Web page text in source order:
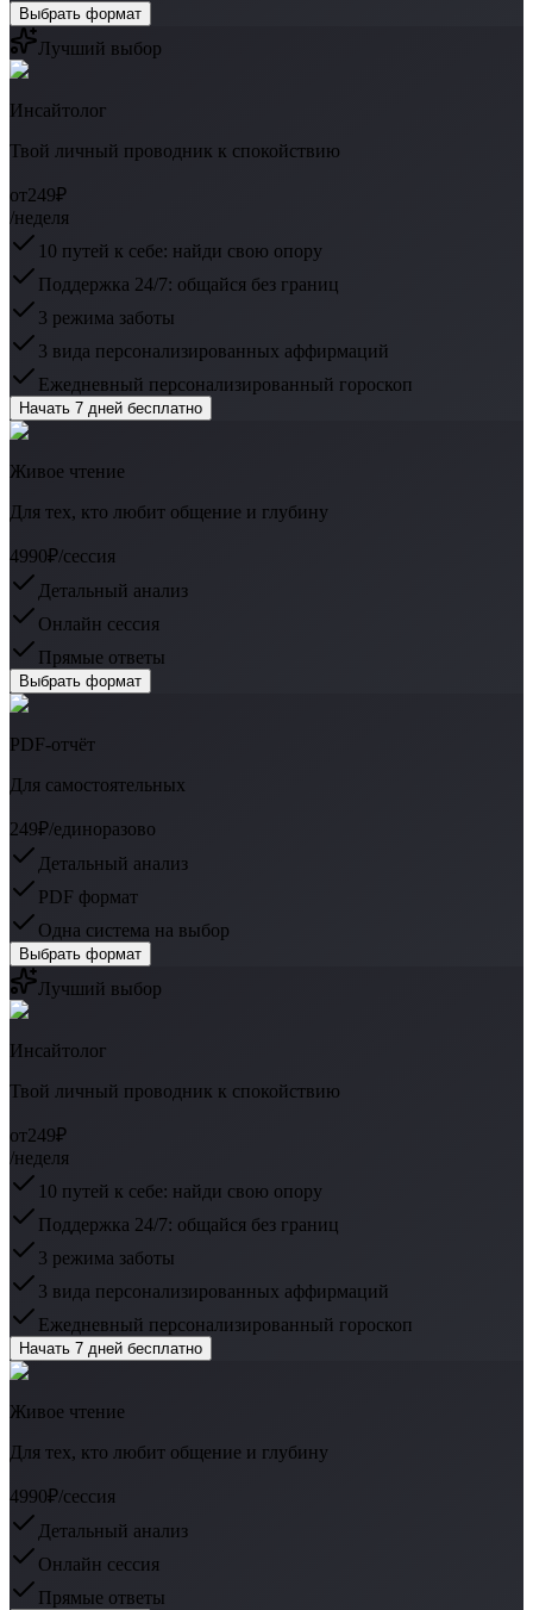
Выбрать формат
Лучший выбор
Инсайтолог
Твой личный проводник к спокойствию
от249₽
/неделя
10 путей к себе: найди свою опору
Поддержка 24/7: общайся без границ
3 режима заботы
3 вида персонализированных аффирмаций
Ежедневный персонализированный гороскоп
Начать 7 дней бесплатно
Живое чтение
Для тех, кто любит общение и глубину
4990₽/сессия
Детальный анализ
Онлайн сессия
Прямые ответы
Выбрать формат
PDF-отчёт
Для самостоятельных
249₽/единоразово
Детальный анализ
PDF формат
Одна система на выбор
Выбрать формат
Лучший выбор
Инсайтолог
Твой личный проводник к спокойствию
от249₽
/неделя
10 путей к себе: найди свою опору
Поддержка 24/7: общайся без границ
3 режима заботы
3 вида персонализированных аффирмаций
Ежедневный персонализированный гороскоп
Начать 7 дней бесплатно
Живое чтение
Для тех, кто любит общение и глубину
4990₽/сессия
Детальный анализ
Онлайн сессия
Прямые ответы